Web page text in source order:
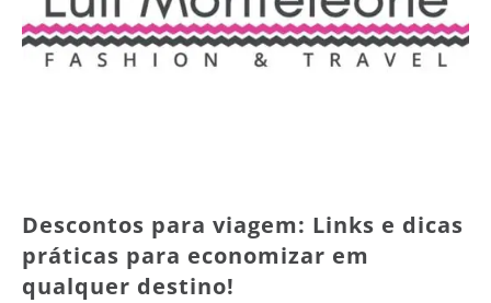
Descontos para viagem: Links e dicas
práticas para economizar em
qualquer destino!